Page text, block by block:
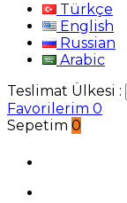
Türkçe
English
Russian
Arabic
Teslimat Ülkesi :
Favorilerim 0
Sepetim 0